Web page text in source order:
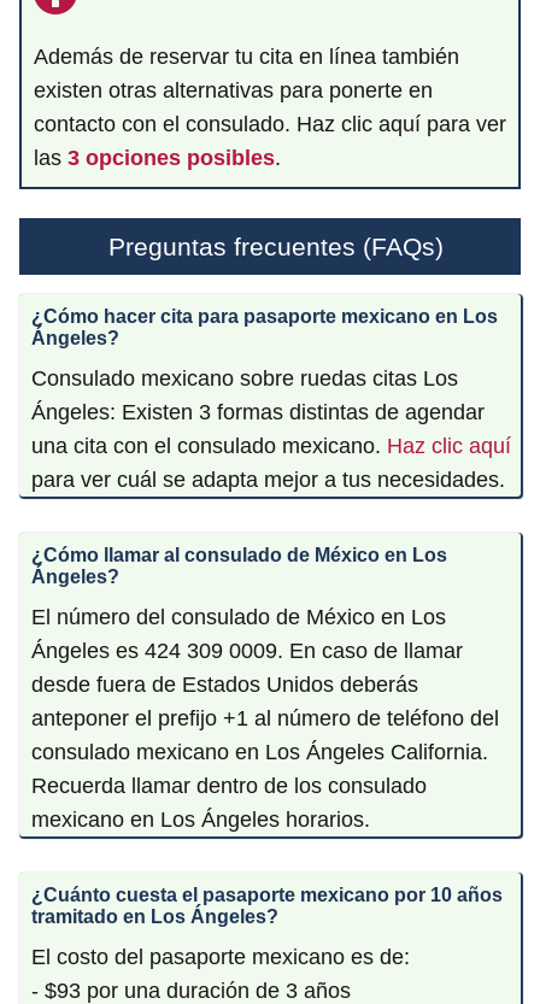
Además de reservar tu cita en línea también
existen otras alternativas para ponerte en
contacto con el consulado. Haz clic aquí para ver
las 3 opciones posibles.
Preguntas frecuentes (FAQs)
¿Cómo hacer cita para pasaporte mexicano en Los
Ángeles?
Consulado mexicano sobre ruedas citas Los
Ángeles: Existen 3 formas distintas de agendar
una cita con el consulado mexicano. Haz clic aquí
para ver cuál se adapta mejor a tus necesidades.
¿Cómo llamar al consulado de México en Los
Ángeles?
El número del consulado de México en Los
Ángeles es 424 309 0009. En caso de llamar
desde fuera de Estados Unidos deberás
anteponer el prefijo +1 al número de teléfono del
consulado mexicano en Los Ángeles California.
Recuerda llamar dentro de los consulado
mexicano en Los Ángeles horarios.
¿Cuánto cuesta el pasaporte mexicano por 10 años
tramitado en Los Ángeles?
El costo del pasaporte mexicano es de:
- $93 por una duración de 3 años